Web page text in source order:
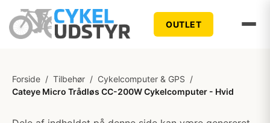
OUTLET
Forside / Tilbehør / Cykelcomputer & GPS /
Cateye Micro Trådløs CC-200W Cykelcomputer - Hvid